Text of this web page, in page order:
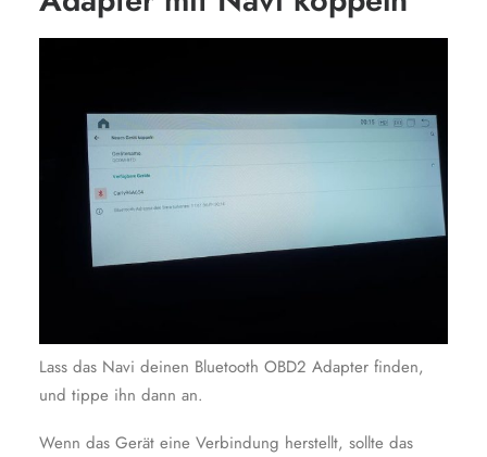
Lass das Navi deinen Bluetooth OBD2 Adapter finden,
und tippe ihn dann an.
Wenn das Gerät eine Verbindung herstellt, sollte das